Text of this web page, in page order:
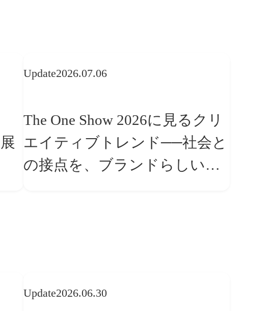
Update2026.07.06
The One Show 2026に見るクリ
エイティブトレンド──社会と
の接点を、ブランドらしい
Update2026.06.30